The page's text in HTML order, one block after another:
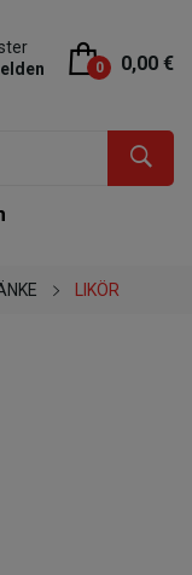
0 0,00 €
LIKÖR